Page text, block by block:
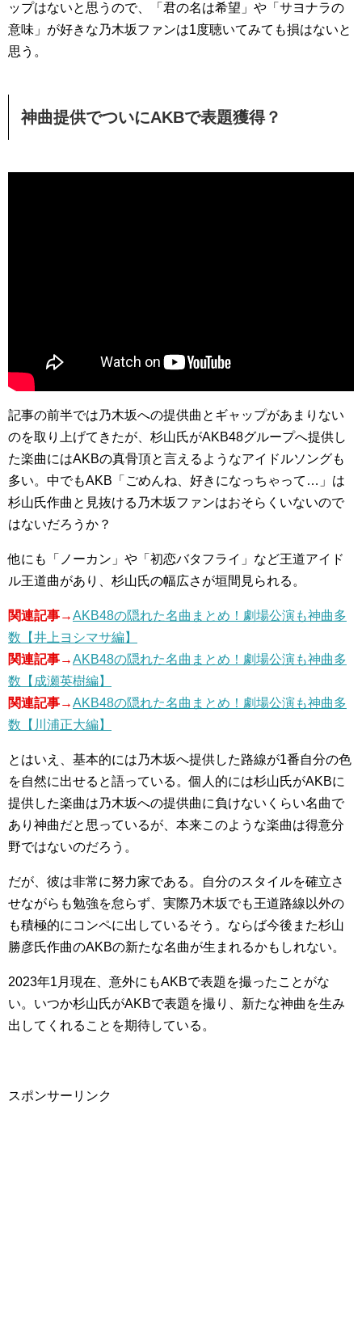
ップはないと思うので、「君の名は希望」や「サヨナラの
意味」が好きな乃木坂ファンは1度聴いてみても損はないと
思う。
神曲提供でついにAKBで表題獲得？
記事の前半では乃木坂への提供曲とギャップがあまりない
のを取り上げてきたが、杉山氏がAKB48グループへ提供し
た楽曲にはAKBの真骨頂と言えるようなアイドルソングも
多い。中でもAKB「ごめんね、好きになっちゃって…」は
杉山氏作曲と見抜ける乃木坂ファンはおそらくいないので
はないだろうか？
他にも「ノーカン」や「初恋バタフライ」など王道アイド
ル王道曲があり、杉山氏の幅広さが垣間見られる。
関連記事→AKB48の隠れた名曲まとめ！劇場公演も神曲多
数【井上ヨシマサ編】
関連記事→AKB48の隠れた名曲まとめ！劇場公演も神曲多
数【成瀬英樹編】
関連記事→AKB48の隠れた名曲まとめ！劇場公演も神曲多
数【川浦正大編】
とはいえ、基本的には乃木坂へ提供した路線が1番自分の色
を自然に出せると語っている。個人的には杉山氏がAKBに
提供した楽曲は乃木坂への提供曲に負けないくらい名曲で
あり神曲だと思っているが、本来このような楽曲は得意分
野ではないのだろう。
だが、彼は非常に努力家である。自分のスタイルを確立さ
せながらも勉強を怠らず、実際乃木坂でも王道路線以外の
も積極的にコンペに出しているそう。ならば今後また杉山
勝彦氏作曲のAKBの新たな名曲が生まれるかもしれない。
2023年1月現在、意外にもAKBで表題を撮ったことがな
い。いつか杉山氏がAKBで表題を撮り、新たな神曲を生み
出してくれることを期待している。
スポンサーリンク